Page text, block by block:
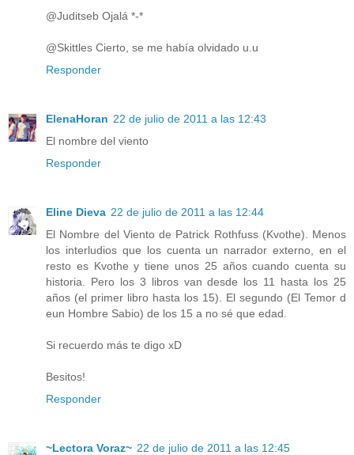
@Juditseb Ojalá *-*
@Skittles Cierto, se me había olvidado u.u
Responder
ElenaHoran 22 de julio de 2011 a las 12:43
El nombre del viento
Responder
Eline Dieva 22 de julio de 2011 a las 12:44
El Nombre del Viento de Patrick Rothfuss (Kvothe). Menos
los interludios que los cuenta un narrador externo, en el
resto es Kvothe y tiene unos 25 años cuando cuenta su
historia. Pero los 3 libros van desde los 11 hasta los 25
años (el primer libro hasta los 15). El segundo (El Temor d
eun Hombre Sabio) de los 15 a no sé que edad.
Si recuerdo más te digo xD
Besitos!
Responder
~Lectora Voraz~ 22 de julio de 2011 a las 12:45